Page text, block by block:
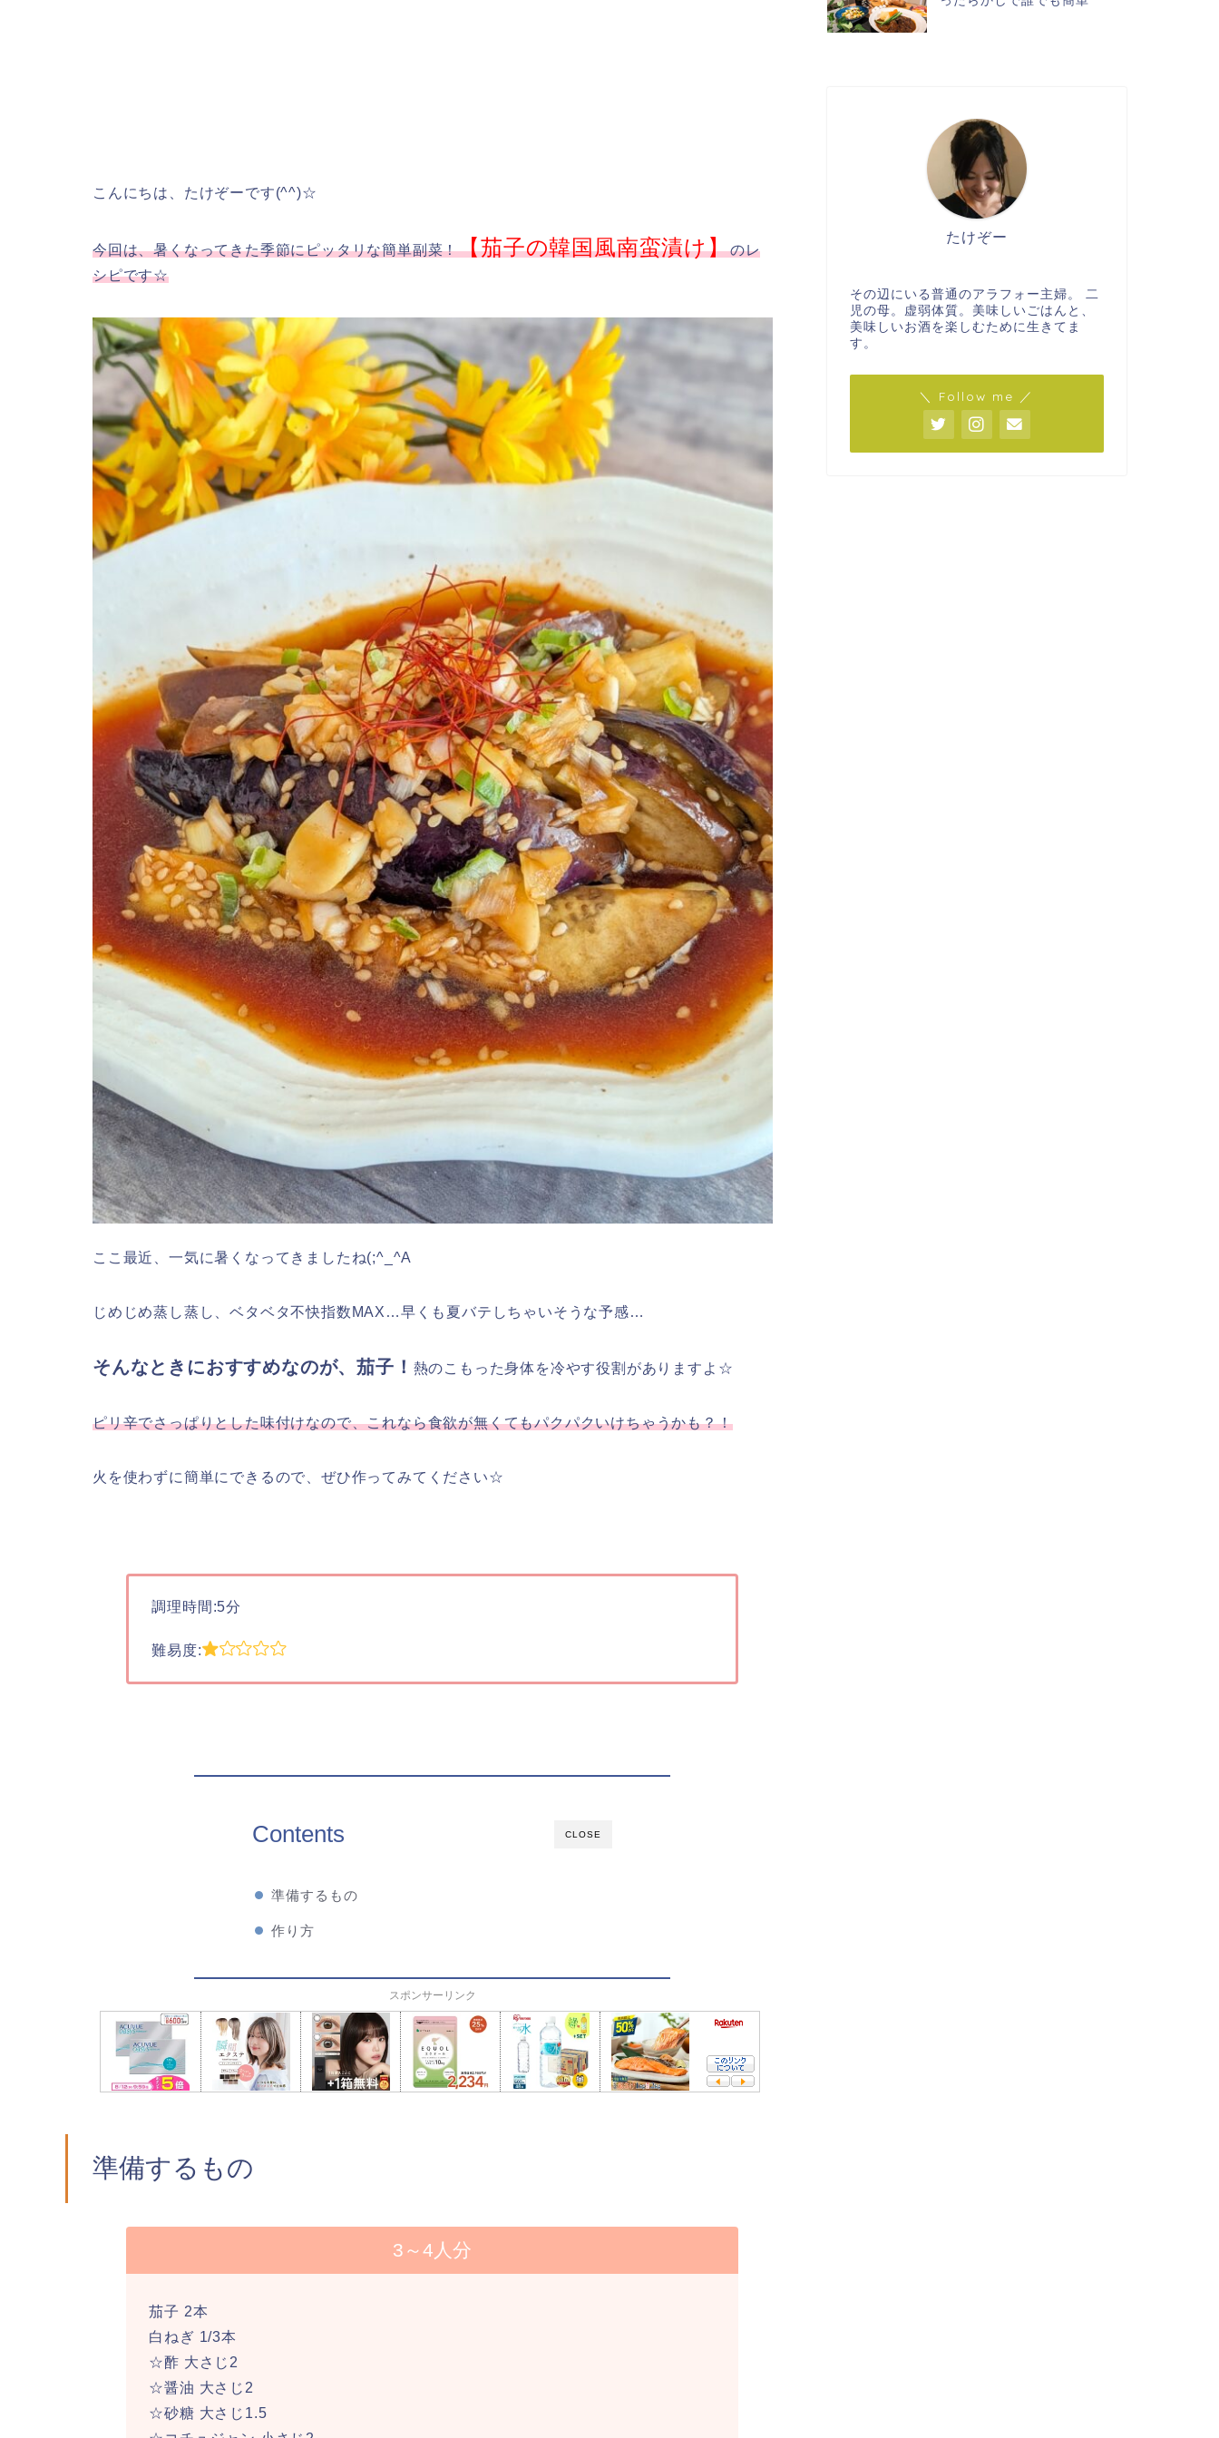
こんにちは、たけぞーです(^^)☆
今回は、暑くなってきた季節にピッタリな簡単副菜！【茄子の韓国風南蛮漬け】のレ
シピです☆
ここ最近、一気に暑くなってきましたね(;^_^A
じめじめ蒸し蒸し、ベタベタ不快指数MAX…早くも夏バテしちゃいそうな予感…
そんなときにおすすめなのが、茄子！ 熱のこもった身体を冷やす役割がありますよ☆
ピリ辛でさっぱりとした味付けなので、これなら食欲が無くてもパクパクいけちゃうかも？！
火を使わずに簡単にできるので、ぜひ作ってみてください☆
調理時間:5分
難易度:
CLOSE
Contents
準備するもの
作り方
スポンサーリンク
準備するもの
3～4人分
茄子 2本
白ねぎ 1/3本
☆酢 大さじ2
☆醤油 大さじ2
☆砂糖 大さじ1.5
たけぞー
その辺にいる普通のアラフォー主婦。 二
児の母。虚弱体質。美味しいごはんと、
美味しいお酒を楽しむために生きてま
す。
＼ Follow me ／